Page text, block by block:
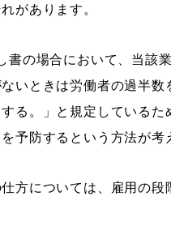
があります。
書の場合において、当
いときは労働者の過半
る。」と規定している
予防するという方法が考
方については、雇用の